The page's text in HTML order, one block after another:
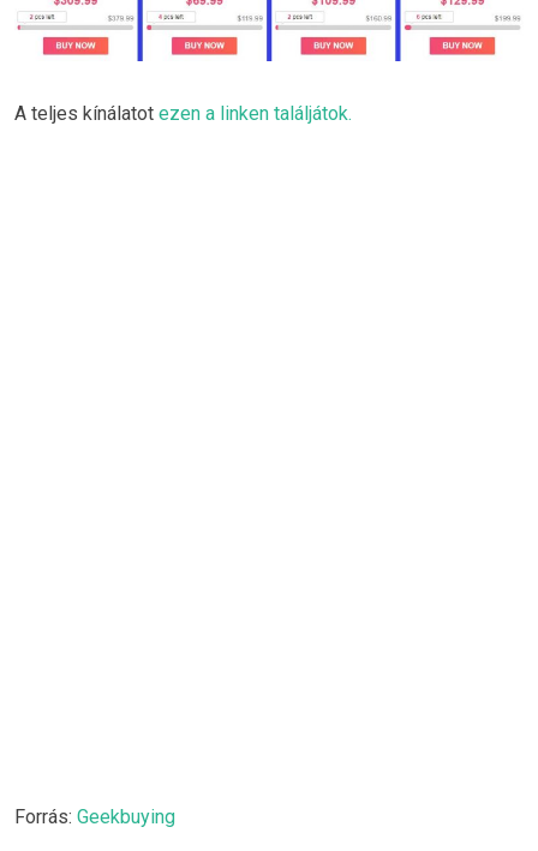
A teljes kínálatot ezen a linken találjátok.
Forrás: Geekbuying